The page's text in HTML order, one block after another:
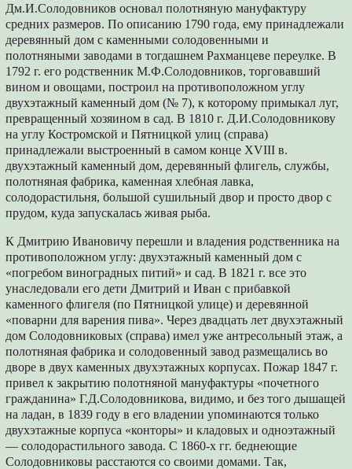
Дм.И.Солодовников основал полотняную мануфактуру
средних размеров. По описанию 1790 года, ему принадлежали
деревянный дом с каменными солодовенными и
полотняными заводами в тогдашнем Рахманцеве переулке. В
1792 г. его родственник М.Ф.Солодовников, торговавший
вином и овощами, построил на противоположном углу
двухэтажный каменный дом (№ 7), к которому примыкал луг,
превращенный хозяином в сад. В 1810 г. Д.И.Солодовникову
на углу Костромской и Пятницкой улиц (справа)
принадлежали выстроенный в самом конце XVIII в.
двухэтажный каменный дом, деревянный флигель, службы,
полотняная фабрика, каменная хлебная лавка,
солодорастильня, большой сушильный двор и просто двор с
прудом, куда запускалась живая рыба.
К Дмитрию Ивановичу перешли и владения родственника на
противоположном углу: двухэтажный каменный дом с
«погребом виноградных питий» и сад. В 1821 г. все это
унаследовали его дети Дмитрий и Иван с прибавкой
каменного флигеля (по Пятницкой улице) и деревянной
«поварни для варения пива». Через двадцать лет двухэтажный
дом Солодовниковых (справа) имел уже антресольный этаж, а
полотняная фабрика и солодовенный завод размещались во
дворе в двух каменных двухэтажных корпусах. Пожар 1847 г.
привел к закрытию полотняной мануфактуры «почетного
гражданина» Г.Д.Солодовникова, видимо, и без того дышащей
на ладан, в 1839 году в его владении упоминаются только
двухэтажные корпуса «конторы» и кладовых и одноэтажный
— солодорастильного завода. С 1860-х гг. беднеющие
Солодовниковы расстаются со своими домами. Так,